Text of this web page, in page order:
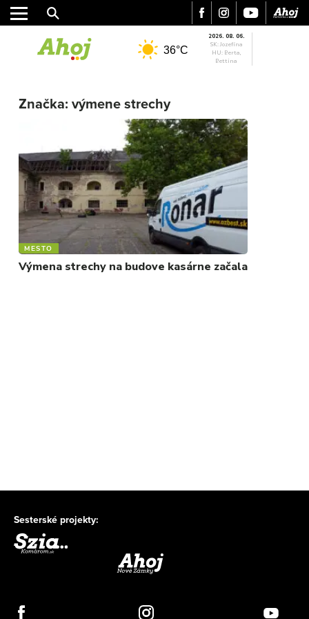
REGIÓN
ŠPORT
KULTÚRA
FOTKY
VIDEO
MIX
36°C
2026. 08. 06.
SK: Jozefína
HU: Berta,
Bettina
Značka: výmene strechy
MESTO
Výmena strechy na budove kasárne začala
Sesterské projekty: